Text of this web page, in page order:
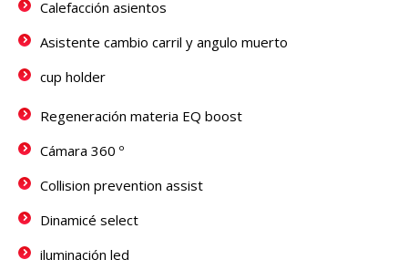
Calefacción asientos
Asistente cambio carril y angulo muerto
cup holder
Regeneración materia EQ boost
Cámara 360 º
Collision prevention assist
Dinamicé select
iluminación led